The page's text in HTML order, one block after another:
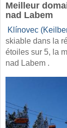
Meilleur
nad Labem
Klínovec
skiable dans la
étoiles sur 5, la
nad Labem .